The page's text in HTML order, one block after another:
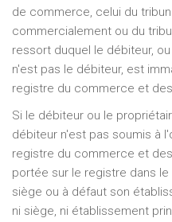
de commerce, celui du
commercialement ou du
ressort duquel le débiteur,
n'est pas le débiteur, est
registre du commerce et
Si le débiteur ou le
débiteur n'est pas soumis à
registre du commerce et
portée sur le registre dans
siège ou à défaut son
ni siège, ni établissement